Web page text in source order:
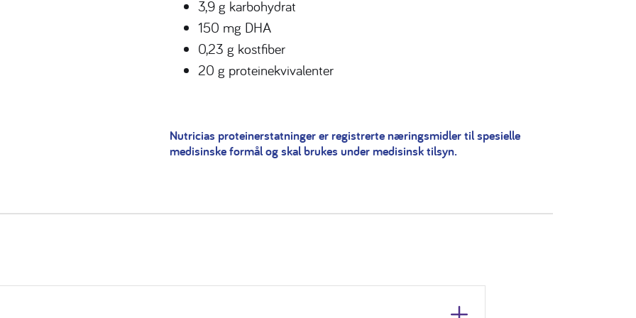
3,9 g karbohydrat
150 mg DHA
0,23 g kostfiber
20 g proteinekvivalenter
Nutricias proteinerstatninger er registrerte næringsmidler til spesielle
medisinske formål og skal brukes under medisinsk tilsyn.